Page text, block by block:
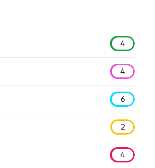
4
4
6
2
4